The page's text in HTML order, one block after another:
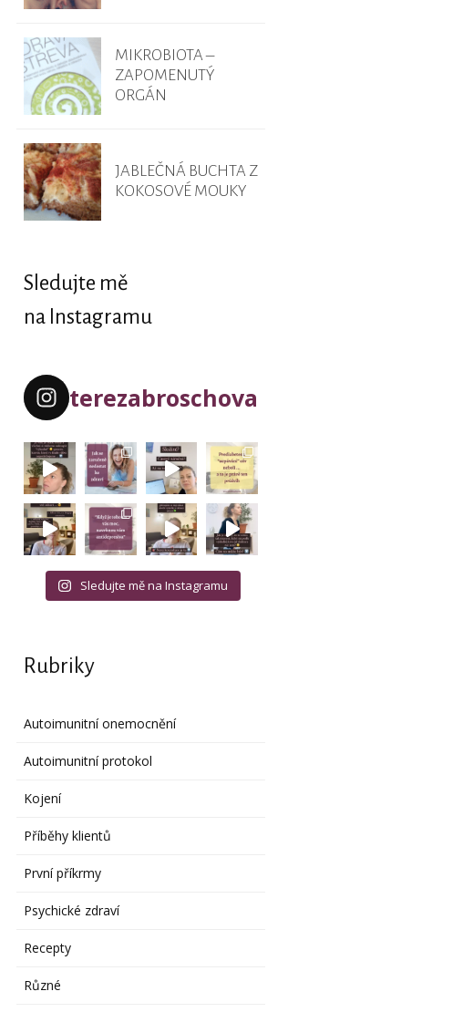
MIKROBIOTA –
ZAPOMENUTÝ
ORGÁN
JABLEČNÁ BUCHTA Z
KOKOSOVÉ MOUKY
Sledujte mě
na Instagramu
terezabroschova
Sledujte mě na Instagramu
Rubriky
Autoimunitní onemocnění
Autoimunitní protokol
Kojení
Příběhy klientů
První příkrmy
Psychické zdraví
Recepty
Různé